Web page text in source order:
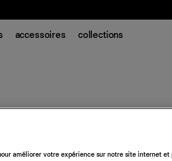
accessoires collections
améliorer votre expérience sur notre site internet et